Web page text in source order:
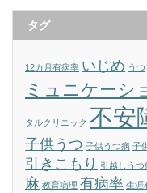
タグ
12カ月有病率 いじめ うつ
ミュニケーシ
タルクリニック 不安
子供うつ 子供うつ病 子
引きこもり
引越しうつ
麻 教育病理 有病率 生涯